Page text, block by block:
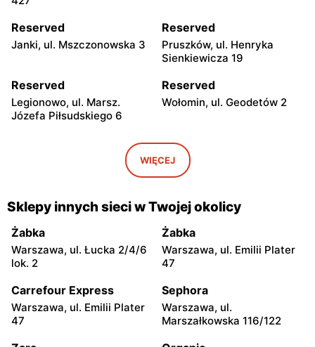
Reserved
Janki, ul. Mszczonowska 3
Reserved
Pruszków, ul. Henryka
Sienkiewicza 19
Reserved
Legionowo, ul. Marsz.
Józefa Piłsudskiego 6
Reserved
Wołomin, ul. Geodetów 2
Reserved
Żyrardów, ul. Mały Rynek 7
Reserved
Sochaczew, ul.
Warszawska 119
Reserved
Wyszków, ul. Gen. Józefa
Sowińskiego 62
Reserved Reserved
Władysławowo 65
Reserved Reserved
WIĘCEJ
Sklepy innych sieci w Twojej okolicy
Żabka
Warszawa, ul. Łucka 2/4/6
lok. 2
Żabka
Warszawa, ul. Emilii Plater
47
Carrefour Express
Warszawa, ul. Emilii Plater
47
Sephora
Warszawa, ul.
Marszałkowska 116/122